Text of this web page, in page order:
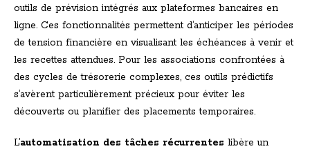
outils de prévision intégrés aux plateformes bancaires en
ligne. Ces fonctionnalités permettent d’anticiper les périodes
de tension financière en visualisant les échéances à venir et
les recettes attendues. Pour les associations confrontées à
des cycles de trésorerie complexes, ces outils prédictifs
s’avèrent particulièrement précieux pour éviter les
découverts ou planifier des placements temporaires.
L’automatisation des tâches récurrentes libère un